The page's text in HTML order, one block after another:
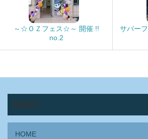
～☆ＯＺフェス☆～ 開催 !!
no.2
サバー
MENU
HOME